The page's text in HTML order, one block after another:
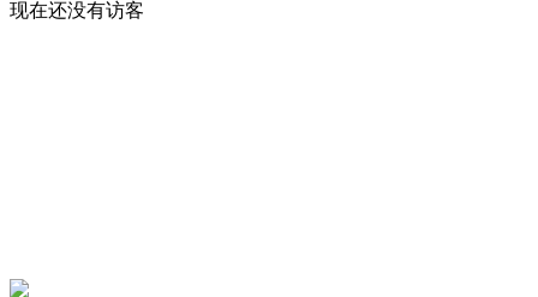
现在还没有访客